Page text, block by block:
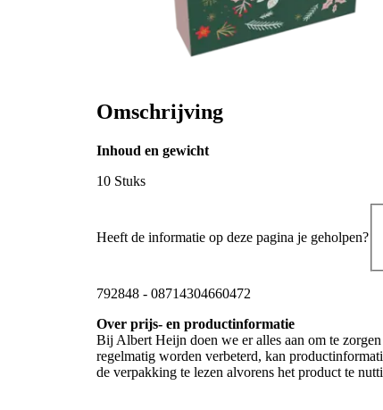
Omschrijving
Inhoud en gewicht
10 Stuks
Heeft de informatie op deze pagina je geholpen?
792848 - 08714304660472
Over prijs- en productinformatie
Bij Albert Heijn doen we er alles aan om te
regelmatig worden verbeterd, kan
de verpakking te lezen alvorens het product te